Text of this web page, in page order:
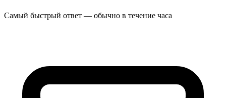
Самый быстрый ответ — обычно в течение часа